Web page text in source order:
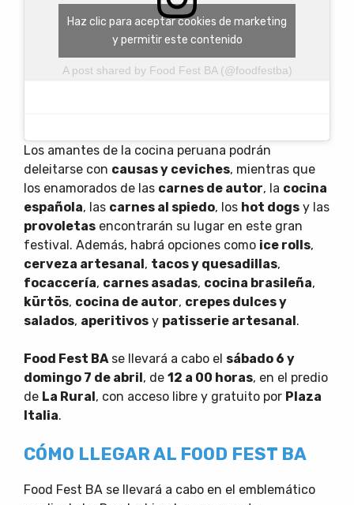
A post shared by Food Fest BA (@foodfestba)
Haz clic para aceptar cookies de marketing
y permitir este contenido
Los amantes de la cocina peruana podrán
deleitarse con causas y ceviches, mientras que
los enamorados de las carnes de autor, la cocina
española, las carnes al spiedo, los hot dogs y las
provoletas encontrarán su lugar en este gran
festival. Además, habrá opciones como ice rolls,
cerveza artesanal, tacos y quesadillas,
focaccería, carnes asadas, cocina brasileña,
kürtös, cocina de autor, crepes dulces y
salados, aperitivos y patisserie artesanal.
Food Fest BA se llevará a cabo el sábado 6 y
domingo 7 de abril, de 12 a 00 horas, en el predio
de La Rural, con acceso libre y gratuito por Plaza
Italia.
CÓMO LLEGAR AL FOOD FEST BA
Food Fest BA se llevará a cabo en el emblemático